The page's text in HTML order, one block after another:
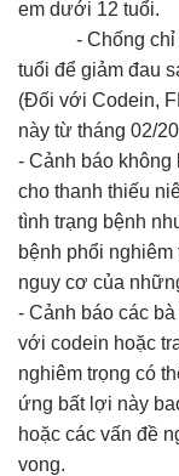
em dưới 12 tuổi.
- Chống chỉ
tuổi để giảm đau
(Đối với Codein,
này từ tháng 02/
- Cảnh báo không
cho thanh thiếu
tình trạng bệnh
bệnh phổi
nguy cơ của
- Cảnh báo các
với codein hoặc
nghiêm trọng có
ứng bất lợi này
hoặc các vấn đề
vong.